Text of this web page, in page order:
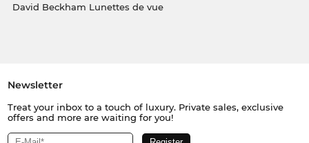
David Beckham Lunettes de vue
Newsletter
Treat your inbox to a touch of luxury. Private sales, exclusive
offers and more are waiting for you!